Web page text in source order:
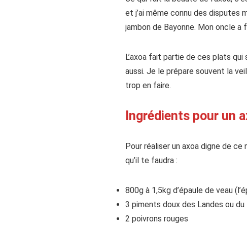
et j’ai même connu des disputes
jambon de Bayonne. Mon oncle
L’axoa fait partie de ces plats
aussi. Je le prépare souvent la
trop en faire.
Ingrédients pour un
Pour réaliser un axoa digne de ce
qu’il te faudra :
800g à 1,5kg d’épaule de veau
3 piments doux des Landes ou
2 poivrons rouges